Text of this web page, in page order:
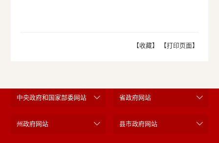
【收藏】 【打印页面】
中央政府和国家部委网站 省政府网站
州政府网站 县市政府网站